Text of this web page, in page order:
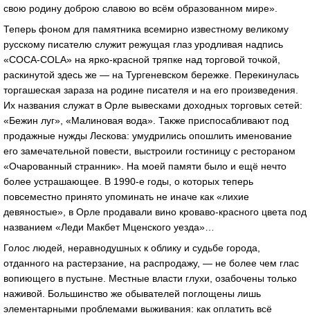
свою родину доброю славою во всём образованном мире».
Теперь фоном для памятника всемирно известному великому
русскому писателю служит режущая глаз уродливая надпись
«COCA-COLA» на ярко-красной тряпке над торговой точкой,
раскинутой здесь же — на Тургеневском бережке. Перекинулась
торгашеская зараза на родине писателя и на его произведения.
Их названия служат в Орле вывесками доходных торговых сетей:
«Бежин луг», «Малиновая вода». Также приспосабливают под
продажные нужды Лескова: умудрились опошлить именование
его замечательной повести, выстроили гостиницу с рестораном
«Очарованный странник». На моей памяти было и ещё нечто
более устрашающее. В 1990-е годы, о которых теперь
повсеместно принято упоминать не иначе как «лихие
девяностые», в Орле продавали вино кроваво-красного цвета под
названием «Леди Макбет Мценского уезда»…
Голос людей, неравнодушных к облику и судьбе города,
отданного на растерзание, на распродажу, — не более чем глас
вопиющего в пустыне. Местные власти глухи, озабочены только
наживой. Большинство же обывателей поглощены лишь
элементарными проблемами выживания: как оплатить всё